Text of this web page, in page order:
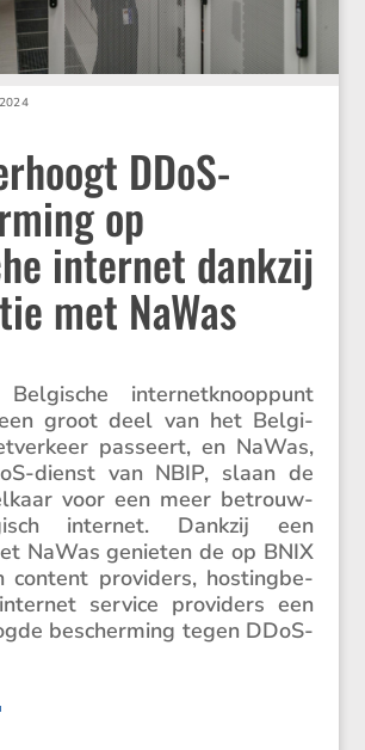
DDoS-
op
internet dankzij
met NaWas
inter­net­knoop­punt
groot deel van het Belgi­
passeert, en NaWas,
dienst van NBIP, slaan de
voor een meer betrouw­
internet. Dankzij een
NaWas genieten de op BNIX
content provi­ders, hosting­be­
service provi­ders een
bescher­ming tegen DDoS-